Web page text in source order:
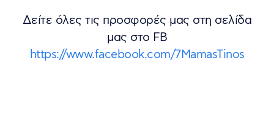
Δείτε όλες τις προσφορές μας στη σελίδα
μας στο FB
https://www.facebook.com/7MamasTinos